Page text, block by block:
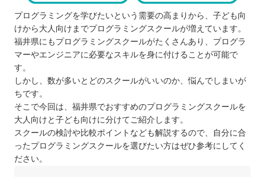
プログラミングを学びたいという需要の高まりから、子ども向
けから大人向けまでプログラミングスクールが増えています。
福井県にもプログラミングスクールがたくさんあり、プログラ
マーやエンジニアに必要なスキルを身に付けることが可能で
す。
しかし、数が多いとどのスクールがいいのか、悩んでしまいが
ちです。
そこで今回は、福井県でおすすめのプログラミングスクールを
大人向けと子ども向けに分けてご紹介します。
スクールの検討や比較ポイントなども解説するので、自分に合
ったプログラミングスクールを選びたい方はぜひ参考にしてく
ださい。